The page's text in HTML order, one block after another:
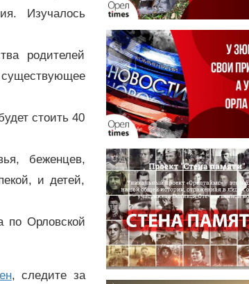
Изучалось
родителей
стоить 40
беженцев,
и детей,
по Орловской
, следите за